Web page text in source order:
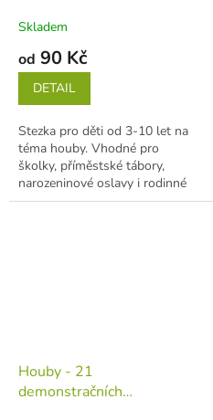
Skladem
od 90 Kč
DETAIL
Stezka pro děti od 3-10 let na
téma houby. Vhodné pro
školky, příměstské tábory,
narozeninové oslavy i rodinné
výlety. Stezka má 10...
Houby - 21
demonstračních